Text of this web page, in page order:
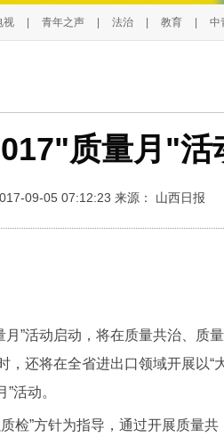
视 青年之声 法治 教育 中
质量月"活
09-05 07:12:23 来源： 山西日报
”活动启动，将在质量共治、质
，还将在全省进出口领域开展以“
活动。
”方针为指导，通过开展质量共